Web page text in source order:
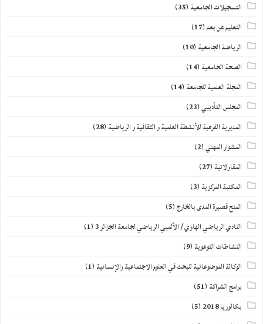
التسجيلات الجامعية (35)
التعليم عن بعد(17)
الرياضة الجامعية (10)
الصحة الجامعية (14)
المجلة العلمية للجامعة (14)
المجلس التأديبي(23)
المديرية الفرعية للأنشطة العلمية و الثقافية و الرياضية (28)
المشوار المهني(2)
المقاولاتية (27)
المكتبة المركزية (3)
المنح قصيرة المدى بالخارج(5)
النادي الرياضي الهاوي / الألمبي الرياضي لجامعة الجزائر 3 (1)
النشاطات التوعوية (9)
الوكالة الموضوعاتية للبحث في العلوم الاجتماعية والإنسانية (1)
برامج الشراكة (51)
بكالوريا 2018
(5)